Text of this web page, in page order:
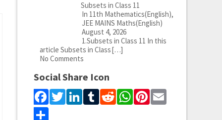
Subsets in Class 11
In 11th Mathematics(English),
JEE MAINS Maths(English)
August 4, 2026
1.Subsets in Class 11 In this
article Subsets in Class[…]
No Comments
Social Share Icon
Facebook
Twitter
LinkedIn
Tumblr
Reddit
WhatsApp
Pinterest
Email
Share